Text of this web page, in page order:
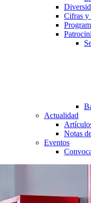
Cifras y
Actualidad
Notas
Eventos